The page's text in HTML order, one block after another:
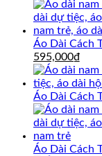
Áo Dài Cách
Giá
gốc
là:
695,000₫.
595,000₫
hiện
tại
là:
Áo Dài Cách
Áo Dài Cách